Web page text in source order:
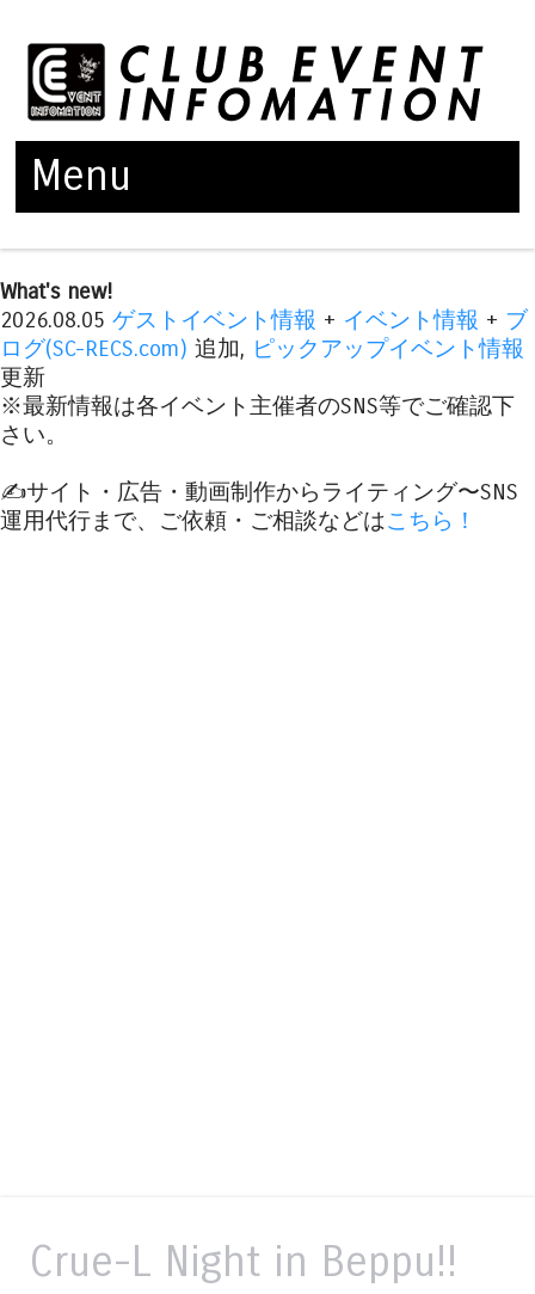
Menu
What's new!
2026.08.05 ゲストイベント情報 + イベント情報 + ブ
ログ(SC-RECS.com) 追加, ピックアップイベント情報
更新
※最新情報は各イベント主催者のSNS等でご確認下
さい。
✍️サイト・広告・動画制作からライティング〜SNS
運用代行まで、ご依頼・ご相談などはこちら！
Crue-L Night in Beppu!!